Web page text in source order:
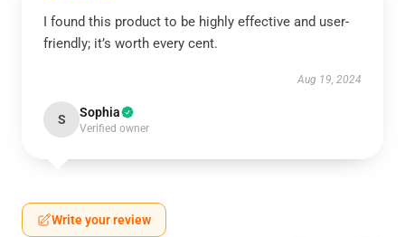
I found this product to be highly effective and user-
friendly; it’s worth every cent.
Aug 19, 2024
S Sophia
Verified owner
Write your review